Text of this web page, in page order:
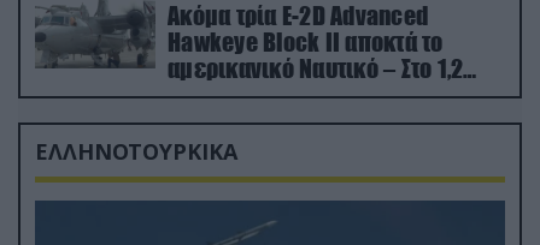
Ακόμα τρία E-2D Advanced
Hawkeye Block II αποκτά το
αμερικανικό Ναυτικό – Στο 1,2
δισ.δολάρια το κόστος
ΕΛΛΗΝΟΤΟΥΡΚΙΚΑ